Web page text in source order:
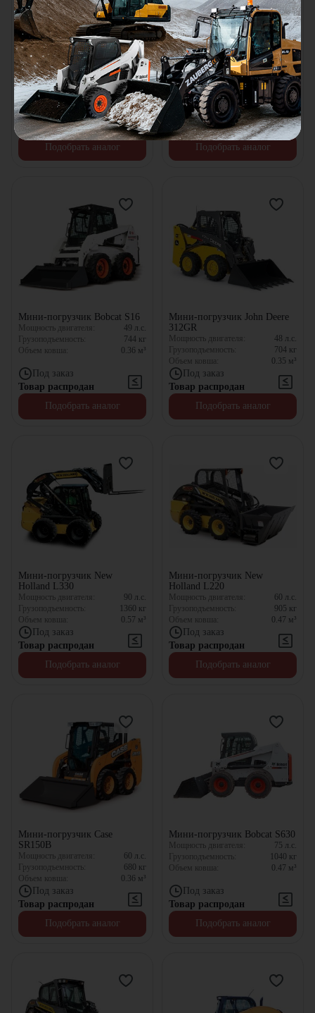
Мини-погрузчик Mustang
1900R
Мощность двигателя: 68л.с.
Грузоподъемность:
862кг
Объем ковша:
0.4м³
Под заказ
Товар распродан
Подобрать аналог
Мини-погрузчик Mustang
2054
Мощность двигателя: 46л.с.
Грузоподъемность:
748кг
Объем ковша:
0.43м³
Под заказ
Товар распродан
Подобрать аналог
Мини-погрузчик Bobcat S16
Мощность двигателя: 49 л.с.
Грузоподъемность:
744 кг
Объем ковша:
0.36 м³
Под заказ
Товар распродан
Подобрать аналог
Мини-погрузчик John Deere
312GR
Мощность двигателя: 48 л.с.
Грузоподъемность:
704 кг
Объем ковша:
0.35 м³
Под заказ
Товар распродан
Подобрать аналог
Мини-погрузчик New
Holland L330
Мощность двигателя: 90 л.с.
Грузоподъемность:
1360 кг
Объем ковша:
0.57 м³
Под заказ
Товар распродан
Подобрать аналог
Мини-погрузчик New
Holland L220
Мощность двигателя: 60 л.с.
Грузоподъемность:
905 кг
Объем ковша:
0.47 м³
Под заказ
Товар распродан
Подобрать аналог
Мини-погрузчик Case
SR150B
Мощность двигателя: 60 л.с.
Грузоподъемность:
680 кг
Объем ковша:
0.36 м³
Под заказ
Товар распродан
Подобрать аналог
Мини-погрузчик Bobcat S630
Мощность двигателя: 75 л.с.
Грузоподъемность:
1040 кг
Объем ковша:
0.47 м³
Под заказ
Товар распродан
Подобрать аналог